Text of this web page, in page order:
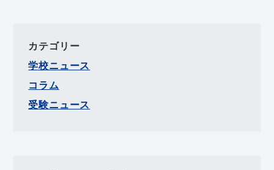
カテゴリー
学校ニュース
コラム
受験ニュース